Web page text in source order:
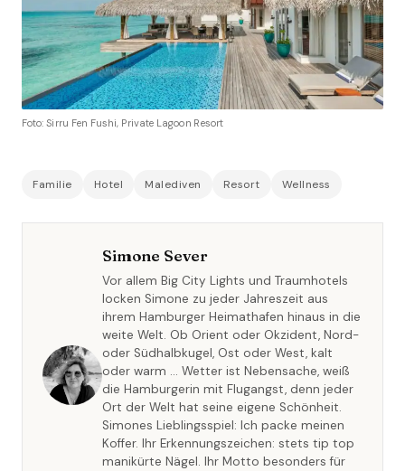
Foto: Sirru Fen Fushi, Private Lagoon Resort
Familie Hotel Malediven Resort Wellness
Simone Sever
Vor allem Big City Lights und Traumhotels
locken Simone zu jeder Jahreszeit aus
ihrem Hamburger Heimathafen hinaus in die
weite Welt. Ob Orient oder Okzident, Nord-
oder Südhalbkugel, Ost oder West, kalt
oder warm … Wetter ist Nebensache, weiß
die Hamburgerin mit Flugangst, denn jeder
Ort der Welt hat seine eigene Schönheit.
Simones Lieblingsspiel: Ich packe meinen
Koffer. Ihr Erkennungszeichen: stets tip top
manikürte Nägel. Ihr Motto besonders für